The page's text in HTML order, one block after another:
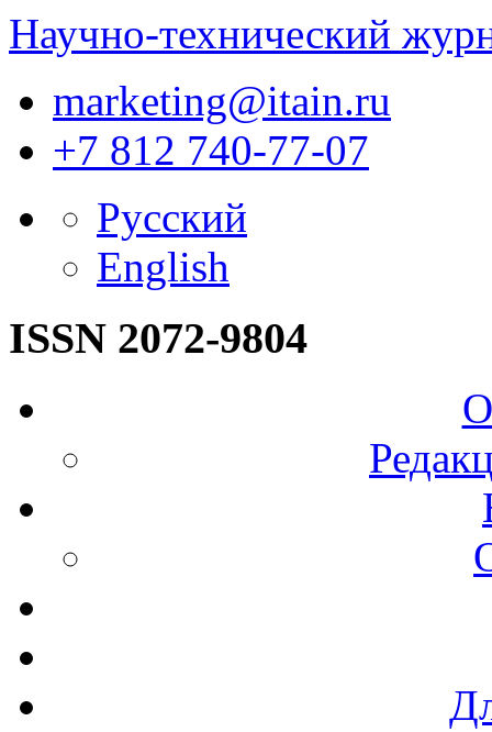
Научно-технический
marketing@itain.ru
+7 812 740-77-07
Русский
English
ISSN 2072-9804